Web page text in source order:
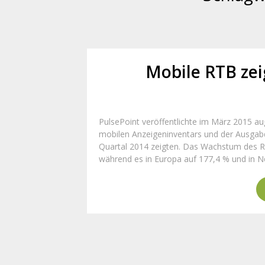
Mobile RTB
PulsePoint veröffentlichte im März 2015
mobilen Anzeigeninventars und der
Quartal 2014 zeigten. Das Wachstum des
während es in Europa auf 177,4 % und in